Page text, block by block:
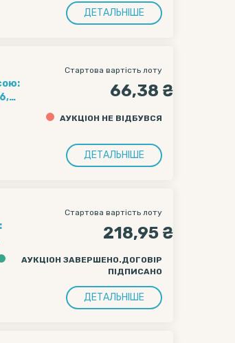
ДЕТАЛЬНІШЕ
Стартова вартість лоту
66,38 ₴
АУКЦІОН НЕ ВІДБУВСЯ
ДЕТАЛЬНІШЕ
Стартова вартість лоту
218,95 ₴
АУКЦІОН ЗАВЕРШЕНО.ДОГОВІР
ПІДПИСАНО
ДЕТАЛЬНІШЕ